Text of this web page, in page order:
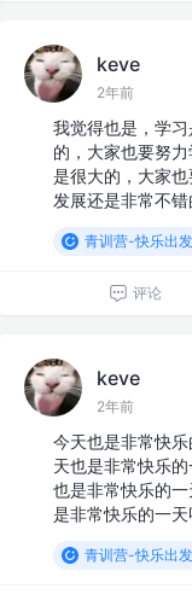
keve
2年前
我觉得也是，学
的，大家也要努
是很大的，大家
发展还是非常不
青训营-快乐出发
评论
keve
2年前
今天也是非常快
天也是非常快乐
也是非常快乐的
是非常快乐的一天
青训营-快乐出发